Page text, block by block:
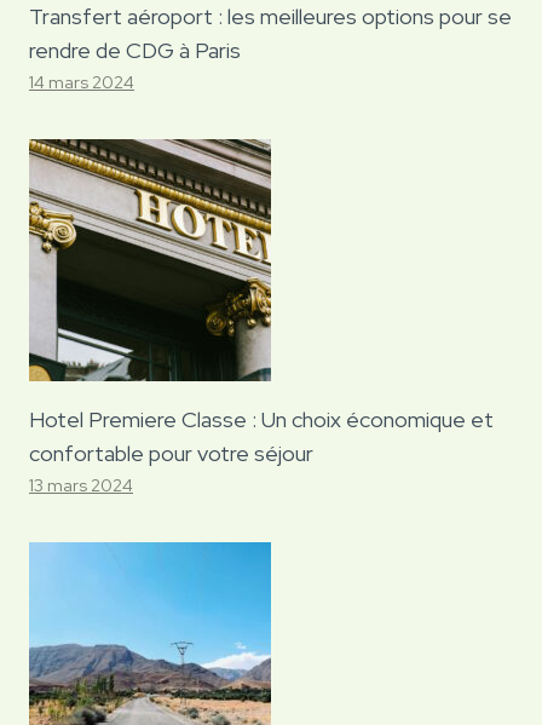
Transfert aéroport : les meilleures options pour se
rendre de CDG à Paris
14 mars 2024
Hotel Premiere Classe : Un choix économique et
confortable pour votre séjour
13 mars 2024